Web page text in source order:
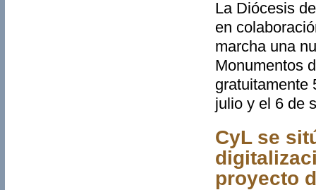
La Diócesis
en
marcha una
Monumentos
gratuitamente
julio y el 6 de
CyL se
proyecto